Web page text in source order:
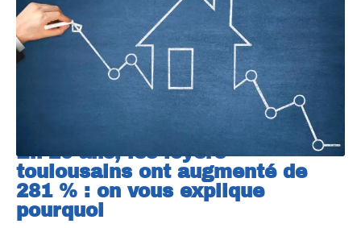
En 20 ans, les loyers
toulousains ont augmenté de
281 % : on vous explique
pourquoi